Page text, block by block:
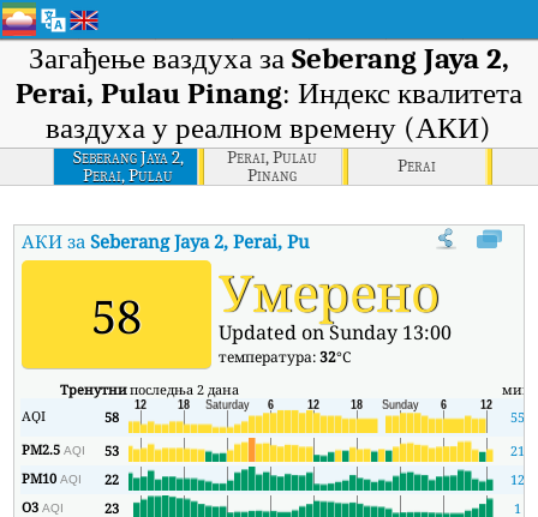
Загађење ваздуха за Seberang Jaya 2,
Perai, Pulau Pinang: Индекс квалитета
ваздуха у реалном времену (АКИ)
Seberang Jaya 2,
Perai, Pulau
Pinang
Perai, Pulau
Pinang
Perai
АКИ заSeberang Jaya 2, Perai, Pulau Pinang Индекс
58 Умерено
Updated on Sunday 13:00
температура:32°C
Тренутнипоследња 2 дана мин
AQI
58
55
PM2.5AQI 53
21
PM10AQI 22
12
O3AQI 23
1